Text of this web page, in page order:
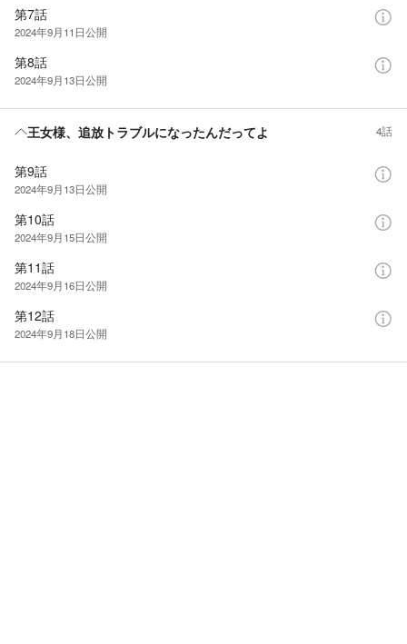
第7話
2024年9月11日公開
第8話
2024年9月13日公開
王女様、追放トラブルになったんだってよ 4話
第9話
2024年9月13日公開
第10話
2024年9月15日公開
第11話
2024年9月16日公開
第12話
2024年9月18日公開